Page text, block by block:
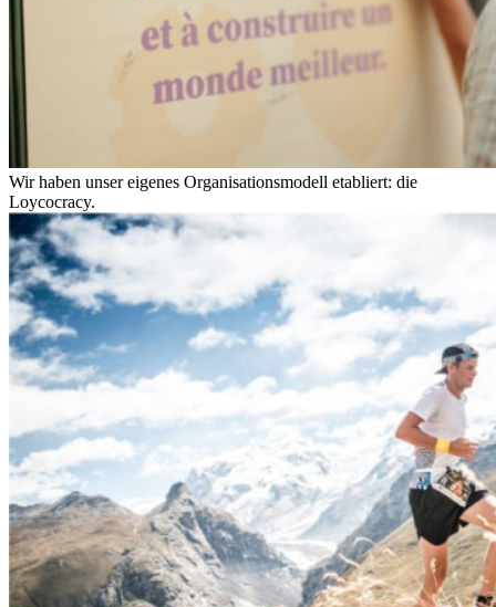
Wir haben unser eigenes Organisationsmodell etabliert: die
Loycocracy.